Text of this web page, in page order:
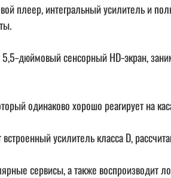
плеер, интегральный усилитель и
сенсорный HD‑экран,
одинаково хорошо реагирует на
усилитель класса D,
сервисы, а также воспроизводит